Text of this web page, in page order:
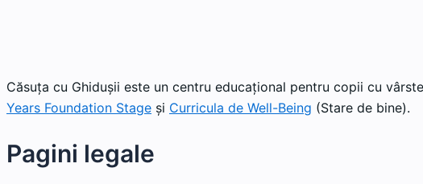
Căsuța cu Ghidușii este un centru educațional pentru copii cu
Years Foundation Stage și Curricula de Well-Being (Stare de bine).
Pagini legale